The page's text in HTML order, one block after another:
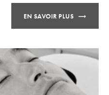
EN SAVOIR PLUS